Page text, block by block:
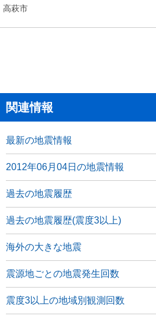
高萩市
関連情報
最新の地震情報
2012年06月04日の地震情報
過去の地震履歴
過去の地震履歴(震度3以上)
海外の大きな地震
震源地ごとの地震発生回数
震度3以上の地域別観測回数